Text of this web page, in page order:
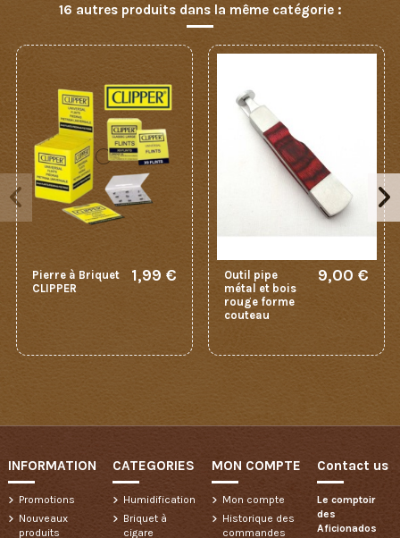
16 autres produits dans la même catégorie :
Pierre à Briquet
CLIPPER
1,99 €
Outil pipe
métal et bois
rouge forme
couteau
9,00 €
INFORMATION
Promotions
Nouveaux
produits
CATEGORIES
Humidification
Briquet à
cigare
MON COMPTE
Mon compte
Historique des
commandes
Contact us
Le comptoir
des
Aficionados